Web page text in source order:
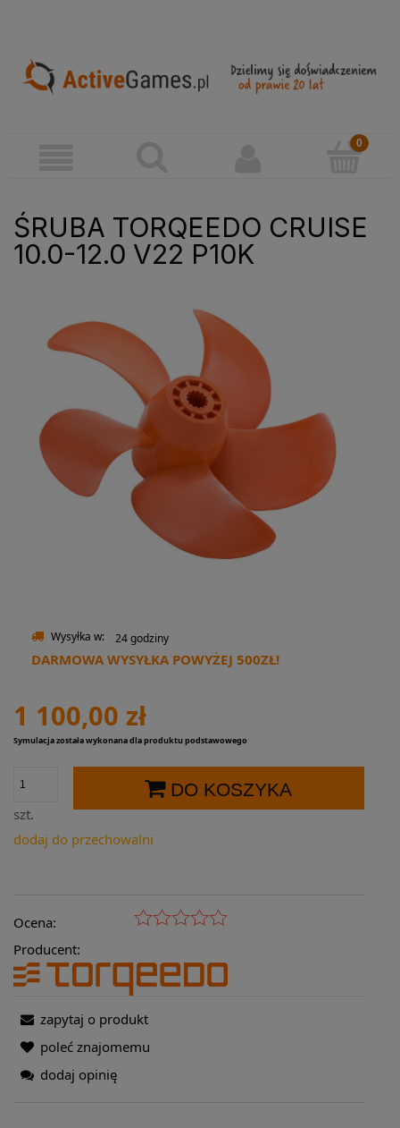
ŚRUBA TORQEEDO CRUISE
10.0-12.0 V22 P10K
Wysyłka w: 24 godziny
DARMOWA WYSYŁKA POWYŻEJ 500ZŁ!
1 100,00 zł
Symulacja została wykonana dla produktu podstawowego
szt.
DO KOSZYKA
dodaj do przechowalni
Ocena:
Producent:
zapytaj o produkt
poleć znajomemu
dodaj opinię